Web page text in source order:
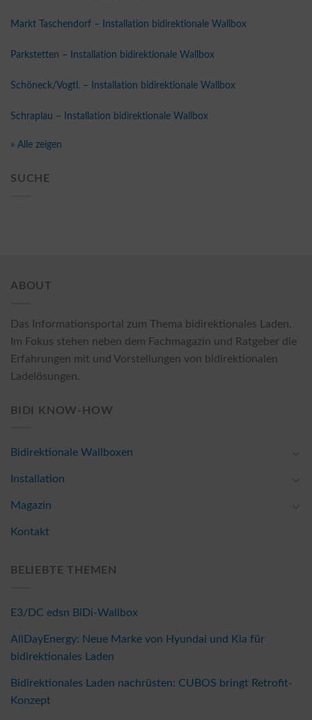
Markt Taschendorf – Installation bidirektionale Wallbox
Parkstetten – Installation bidirektionale Wallbox
Schöneck/Vogtl. – Installation bidirektionale Wallbox
Schraplau – Installation bidirektionale Wallbox
» Alle zeigen
SUCHE
ABOUT
Das Informationsportal zum Thema bidirektionales Laden.
Im Fokus stehen neben dem Fachmagazin und Ratgeber die
Erfahrungen mit und Vorstellungen von bidirektionalen
Ladelösungen.
BIDI KNOW-HOW
Bidirektionale Wallboxen
Installation
Magazin
Kontakt
BELIEBTE THEMEN
E3/DC edsn BiDi-Wallbox
AllDayEnergy: Neue Marke von Hyundai und Kia für
bidirektionales Laden
Bidirektionales Laden nachrüsten: CUBOS bringt Retrofit-
Konzept